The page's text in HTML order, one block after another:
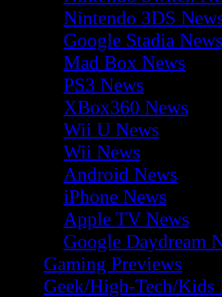
Nintendo 3DS
Google Stadia
Mad Box News
PS3 News
XBox360 News
Wii U News
Wii News
Android News
iPhone News
Apple TV News
Google Daydream
Gaming Previews
Geek/High-Tech/Kids